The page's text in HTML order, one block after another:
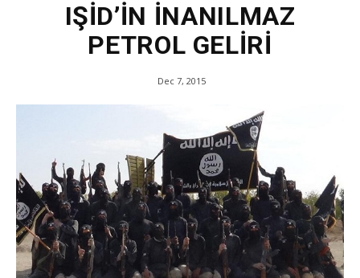
IŞİD’İN İNANILMAZ
PETROL GELİRİ
Dec 7, 2015